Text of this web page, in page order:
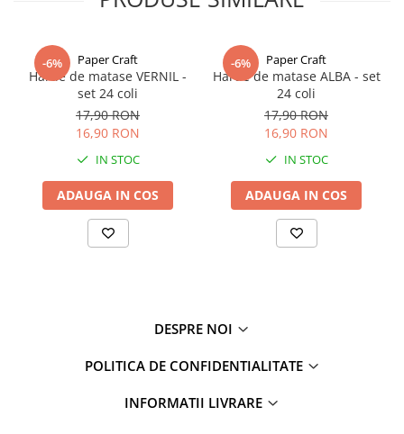
-6% Paper Craft
Hartie de matase VERNIL -
set 24 coli
17,90 RON
16,90 RON
IN STOC
ADAUGA IN COS
-6% Paper Craft
Hartie de matase ALBA - set
24 coli
17,90 RON
16,90 RON
IN STOC
ADAUGA IN COS
DESPRE NOI
POLITICA DE CONFIDENTIALITATE
INFORMATII LIVRARE